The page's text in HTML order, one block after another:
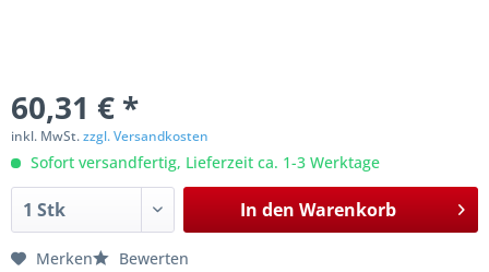
60,31 € *
inkl. MwSt.zzgl. Versandkosten
Sofort versandfertig, Lieferzeit ca. 1-3 Werktage
In den Warenkorb
Merken Bewerten